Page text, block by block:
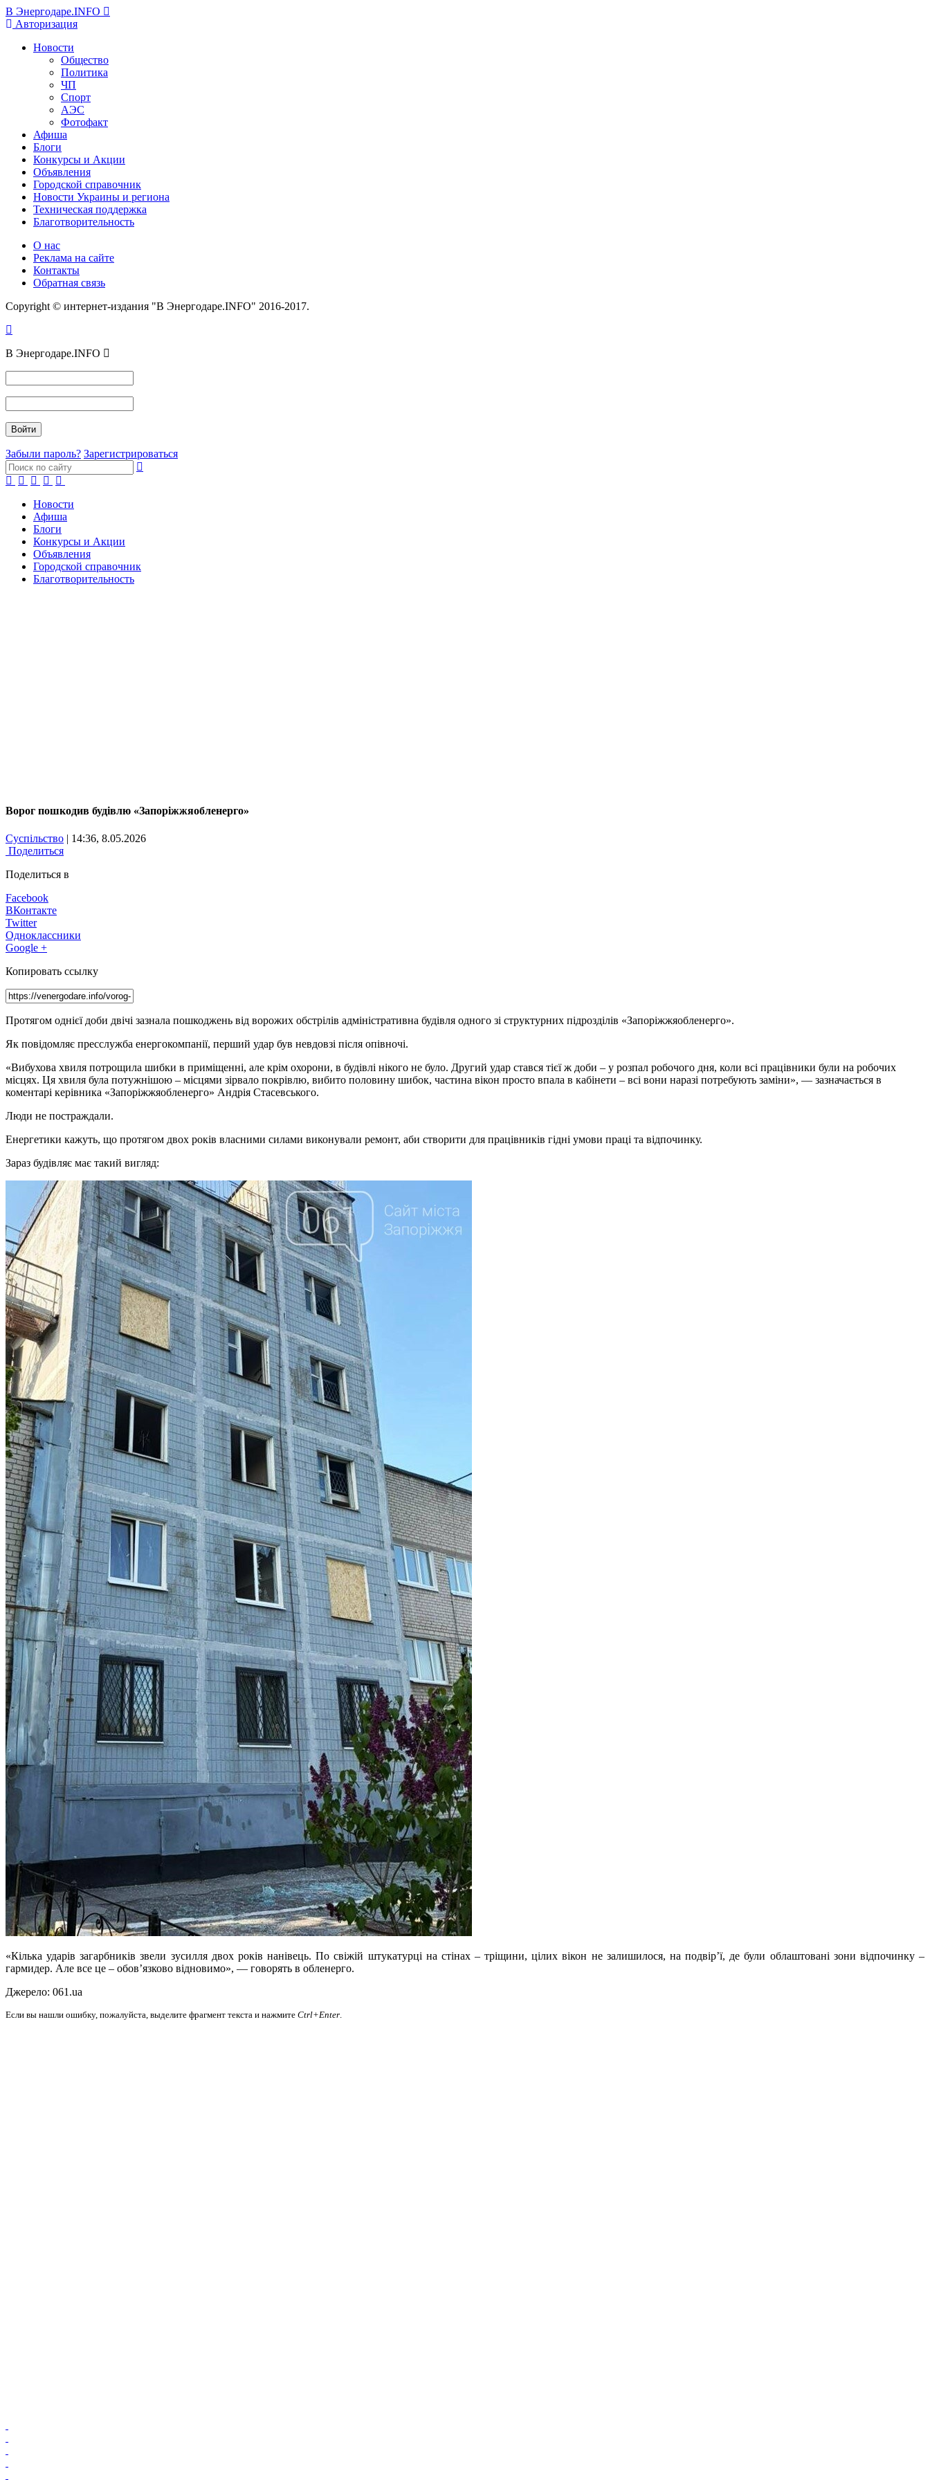
В Энергодаре.INFO
Авторизация
Новости
Общество
Политика
ЧП
Спорт
АЭС
Фотофакт
Афиша
Блоги
Конкурсы и Акции
Объявления
Городской справочник
Новости Украины и региона
Техническая поддержка
Благотворительность
О нас
Реклама на сайте
Контакты
Обратная связь
Copyright © интернет-издания "В Энергодаре.INFO" 2016-2017.
В Энергодаре.INFO
Забыли пароль? Зарегистрироваться
Новости
Афиша
Блоги
Конкурсы и Акции
Объявления
Городской справочник
Благотворительность
Ворог пошкодив будівлю «Запоріжжяобленерго»
Суспільство | 14:36, 8.05.2026
Поделиться
Поделиться в
Facebook
ВКонтакте
Twitter
Одноклассники
Google +
Копировать ссылку
Протягом однієї доби двічі зазнала пошкоджень від ворожих обстрілів адміністративна будівля одного зі структурних підрозділів «Запоріжжяобленерго».
Як повідомляє пресслужба енергокомпанії, перший удар був невдовзі після опівночі.
«Вибухова хвиля потрощила шибки в приміщенні, але крім охорони, в будівлі нікого не було. Другий удар стався тієї ж доби – у розпал робочого дня, коли всі працівники були на робочих
місцях. Ця хвиля була потужнішою – місцями зірвало покрівлю, вибито половину шибок, частина вікон просто впала в кабінети – всі вони наразі потребують заміни», — зазначається в
коментарі керівника «Запоріжжяобленерго» Андрія Стасевського.
Люди не постраждали.
Енергетики кажуть, що протягом двох років власними силами виконували ремонт, аби створити для працівників гідні умови праці та відпочинку.
Зараз будівляє має такий вигляд:
«Кілька ударів загарбників звели зусилля двох років нанівець. По свіжій штукатурці на стінах – тріщини, цілих вікон не залишилося, на подвір’ї, де були облаштовані зони відпочинку –
гармидер. Але все це – обов’язково відновимо», — говорять в обленерго.
Джерело: 061.ua
Если вы нашли ошибку, пожалуйста, выделите фрагмент текста и нажмите Ctrl+Enter